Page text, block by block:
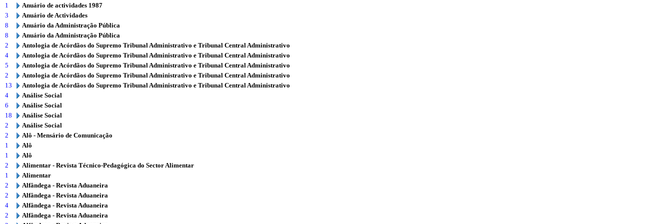
1
Anuário de actividades 1987
3
Anuário de Actividades
8
Anuário da Administração Pública
8
Anuário da Administração Pública
2
Antologia de Acórdãos do Supremo Tribunal Administrativo e Tribunal Central Administrativo
4
Antologia de Acórdãos do Supremo Tribunal Administrativo e Tribunal Central Administrativo
5
Antologia de Acórdãos do Supremo Tribunal Administrativo e Tribunal Central Administrativo
2
Antologia de Acórdãos do Supremo Tribunal Administrativo e Tribunal Central Administrativo
13
Antologia de Acórdãos do Supremo Tribunal Administrativo e Tribunal Central Administrativo
4
Análise Social
6
Análise Social
18
Análise Social
2
Análise Social
2
Alô - Mensário de Comunicação
1
Alô
1
Alô
2
Alimentar - Revista Técnico-Pedagógica do Sector Alimentar
1
Alimentar
2
Alfândega - Revista Aduaneira
2
Alfândega - Revista Aduaneira
4
Alfândega - Revista Aduaneira
2
Alfândega - Revista Aduaneira